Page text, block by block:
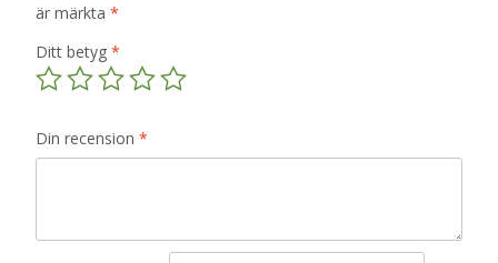
är märkta *
Ditt betyg *
Din recension *